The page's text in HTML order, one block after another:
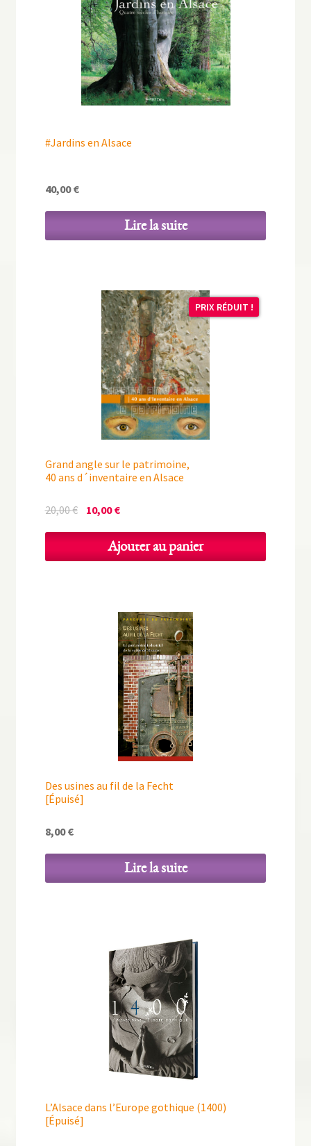
#Jardins en Alsace
40,00€
Lire la suite
Grand angle sur le patrimoine,
40 ans d´inventaire en Alsace
PRIX RÉDUIT !
20,00€ Le
était :
10,00€Le
actuel
est :
Ajouter au panier
Des usines au fil de la Fecht
[Épuisé]
8,00€
Lire la suite
L’Alsace dans l’Europe gothique (1400)
[Épuisé]